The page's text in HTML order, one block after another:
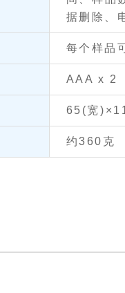
据删除、
每个样品
AAA x 2
65(宽
约360克